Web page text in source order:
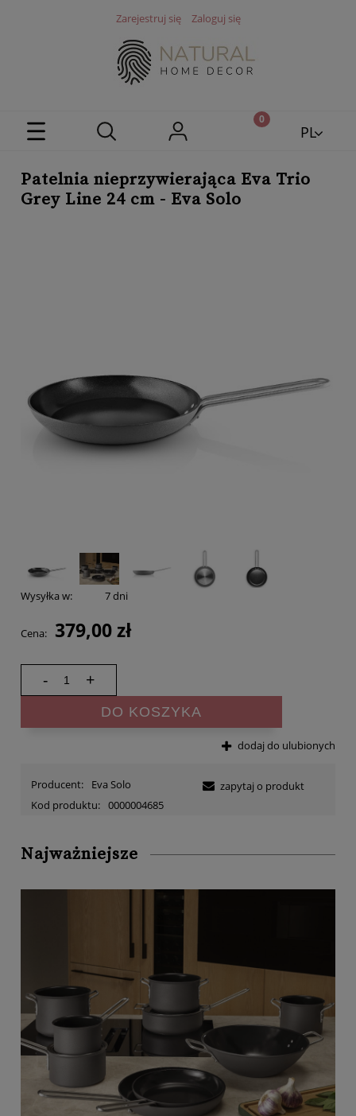
Zarejestruj się Zaloguj się
PL
Patelnia nieprzywierająca Eva Trio
Grey Line 24 cm - Eva Solo
Wysyłka w: 7 dni
Cena: 379,00 zł
- +
DO KOSZYKA
dodaj do ulubionych
Producent:
Eva Solo
Kod produktu: 0000004685
zapytaj o produkt
Najważniejsze